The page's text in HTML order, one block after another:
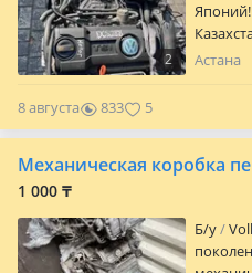
2
Японий!
Астана
8 августа 833 5
Механическая коробка
1 000 ₸
Б/y